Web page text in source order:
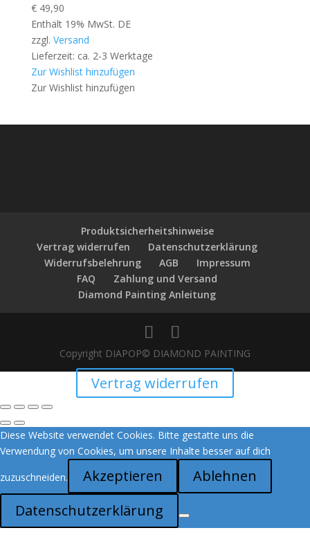
€49,90
Enthält 19% MwSt. DE
zzgl. Versand
Lieferzeit: ca. 2-3 Werktage
Zur Wishlist hinzufügen
Zur Wishlist hinzufügen
Produktsicherheitshinweise
Vertrag widerrufen
Datenschutzerklärung
Widerrufsbelehrung
AGB
Impressum
FAQ
Zahlung und Versand
Diamond Painting Anleitung
Copyright DIAPOP© DIAMOND PAINTING
Vertrag widerrufen
Diese Website verwendet Cookies. Bitte gestatte uns die
Verwendung von Cookies, um unsere Inhalte besser auf dich
zuzuschneiden.
Akzeptieren
Ablehnen
Datenschutzerklärung